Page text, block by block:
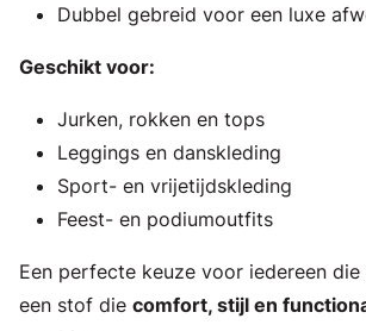
Dubbel gebreid voor een luxe
Geschikt voor:
Jurken, rokken en tops
Leggings en danskleding
Sport- en vrijetijdskleding
Feest- en podiumoutfits
Een perfecte keuze voor iedereen
een stof die comfort, stijl en